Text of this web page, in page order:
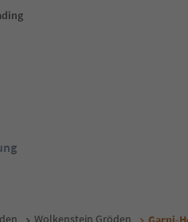
Wolkenstein Gröden